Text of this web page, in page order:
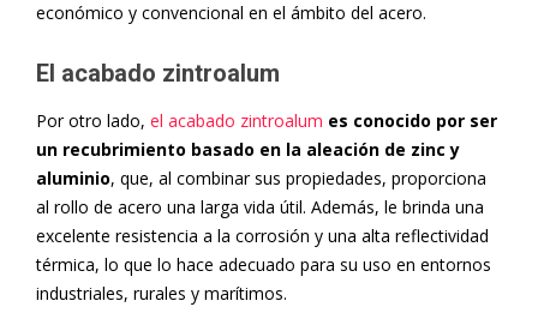
económico y convencional en el ámbito del acero.
El acabado zintroalum
Por otro lado, el acabado zintroalum es conocido por ser
un recubrimiento basado en la aleación de zinc y
aluminio, que, al combinar sus propiedades, proporciona
al rollo de acero una larga vida útil. Además, le brinda una
excelente resistencia a la corrosión y una alta reflectividad
térmica, lo que lo hace adecuado para su uso en entornos
industriales, rurales y marítimos.